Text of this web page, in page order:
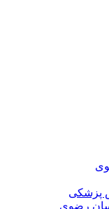
پزشکی
رضوی